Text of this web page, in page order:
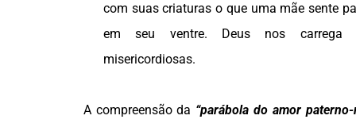
com suas criaturas o que uma mãe sente
em seu ventre. Deus nos carrega
misericordiosas.
A compreensão da “parábola do amor